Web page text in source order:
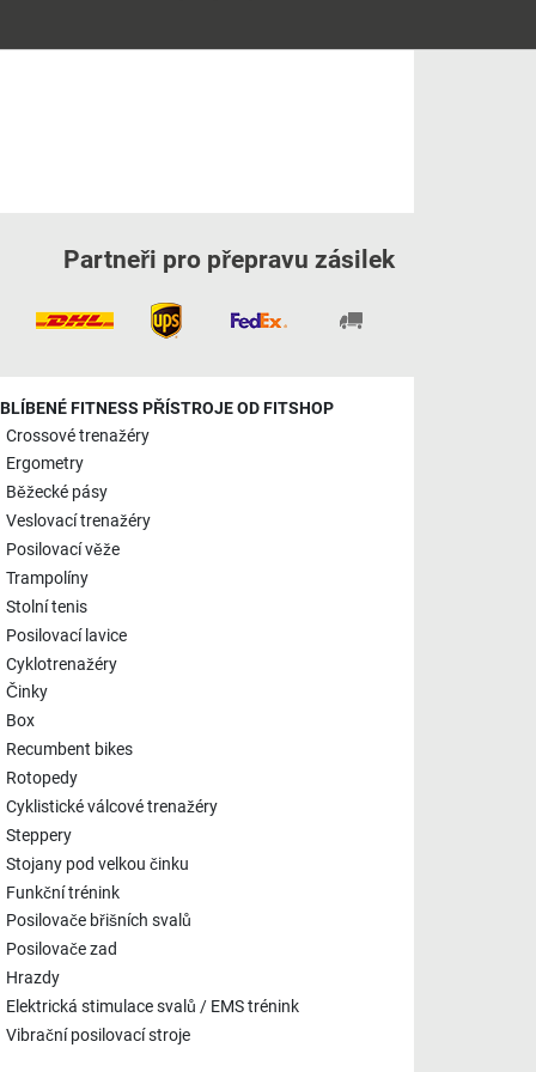
Partneři pro přepravu zásilek
FITNESS PŘÍSTROJE OD FITSHOP
Crossové trenažéry
Ergometry
Běžecké pásy
Veslovací trenažéry
Posilovací věže
Trampolíny
Stolní tenis
Posilovací lavice
Cyklotrenažéry
Činky
Box
Recumbent bikes
Rotopedy
Cyklistické válcové trenažéry
Steppery
Stojany pod velkou činku
Funkční trénink
Posilovače břišních svalů
Posilovače zad
Hrazdy
Elektrická stimulace svalů / EMS trénink
Vibrační posilovací stroje